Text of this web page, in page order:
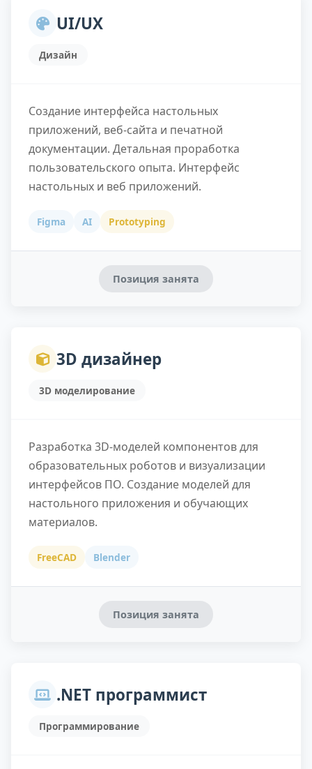
UI/UX
Дизайн
Создание интерфейса настольных
приложений, веб-сайта и печатной
документации. Детальная проработка
пользовательского опыта. Интерфейс
настольных и веб приложений.
Figma AI Prototyping
Позиция занята
3D дизайнер
3D моделирование
Разработка 3D-моделей компонентов для
образовательных роботов и визуализации
интерфейсов ПО. Создание моделей для
настольного приложения и обучающих
материалов.
FreeCAD Blender
Позиция занята
.NET программист
Программирование